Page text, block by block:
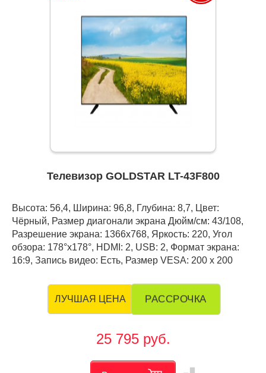
Телевизор GOLDSTAR LT-43F800
Высота: 56,4, Ширина: 96,8, Глубина: 8,7, Цвет:
Чёрный, Размер диагонали экрана Дюйм/см: 43/108,
Разрешение экрана: 1366x768, Яркость: 220, Угол
обзора: 178°x178°, HDMI: 2, USB: 2, Формат экрана:
16:9, Запись видео: Есть, Размер VESA: 200 x 200
ЛУЧШАЯ ЦЕНА РАССРОЧКА
25 795 руб.